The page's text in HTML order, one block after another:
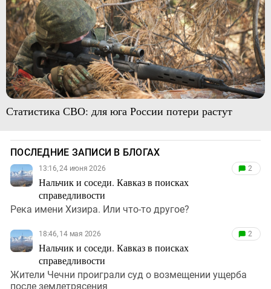
Статистика СВО: для юга России потери растут
ПОСЛЕДНИЕ ЗАПИСИ В БЛОГАХ
13:16, 24 июня 2026
Нальчик и соседи. Кавказ в поисках
справедливости
2
Река имени Хизира. Или что-то другое?
18:46, 14 мая 2026
Нальчик и соседи. Кавказ в поисках
справедливости
2
Жители Чечни проиграли суд о возмещении ущерба
после землетрясения